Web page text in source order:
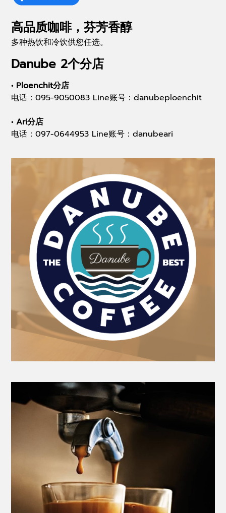
高品质咖啡，芬芳香醇
多种热饮和冷饮供您任选。
Danube 2个分店
• Ploenchit分店
电话：095-9050083 Line账号：danubeploenchit
• Ari分店
电话：097-0644953 Line账号：danubeari